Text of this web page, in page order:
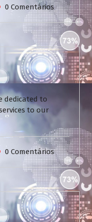
0 Comentários
dedicated to
to our
0 Comentários